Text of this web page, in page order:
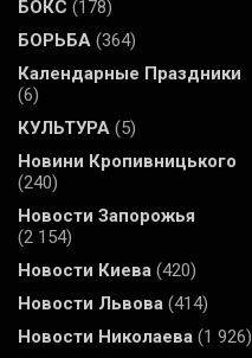
БОКС (178)
БОРЬБА (364)
Календарные Праздники
(6)
КУЛЬТУРА (5)
Новини Кропивницького
(240)
Новости Запорожья
(2 154)
Новости Киева (420)
Новости Львова (414)
Новости Николаева (1 926)